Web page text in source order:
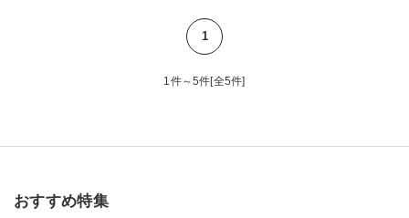
1
1件～5件[全5件]
おすすめ特集